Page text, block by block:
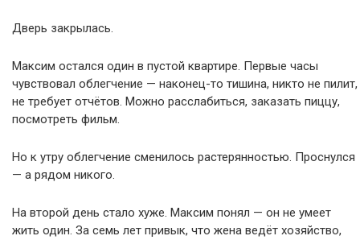
Дверь закрылась.
Максим остался один в пустой квартире. Первые часы
чувствовал облегчение — наконец-то тишина, никто не пилит,
не требует отчётов. Можно расслабиться, заказать пиццу,
посмотреть фильм.
Но к утру облегчение сменилось растерянностью. Проснулся
— а рядом никого.
На второй день стало хуже. Максим понял — он не умеет
жить один. За семь лет привык, что жена ведёт хозяйство,